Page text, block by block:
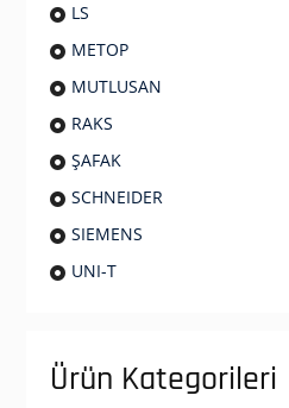
LS
METOP
MUTLUSAN
RAKS
ŞAFAK
SCHNEIDER
SIEMENS
UNI-T
Ürün Kategorileri